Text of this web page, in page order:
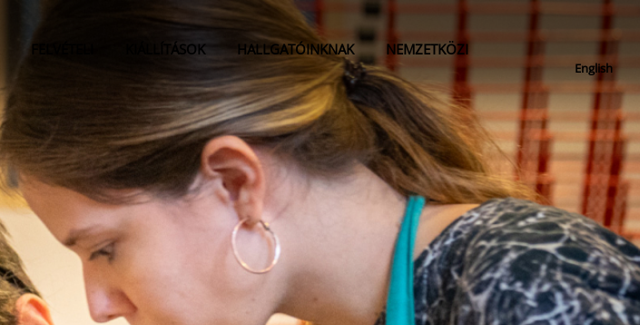
KIÁLLÍTÁSOK HALLGATÓINKNAK
NEMZETKÖZI
English